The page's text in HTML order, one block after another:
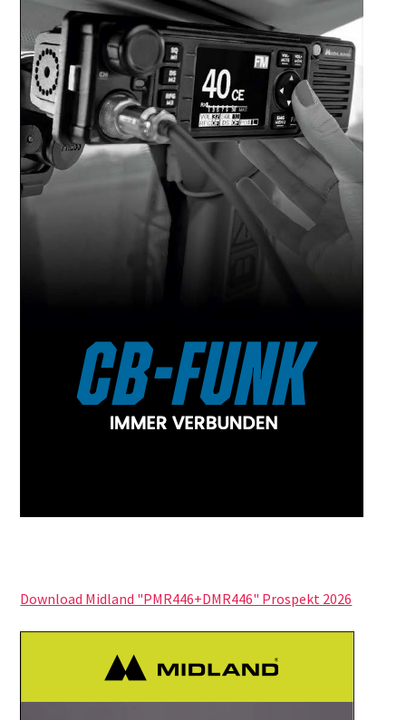
Download Midland "PMR446+DMR446" Prospekt 2026